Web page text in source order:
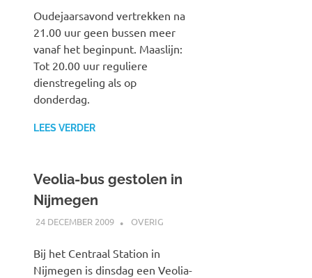
Oudejaarsavond vertrekken na
21.00 uur geen bussen meer
vanaf het beginpunt. Maaslijn:
Tot 20.00 uur reguliere
dienstregeling als op
donderdag.
LEES VERDER
Veolia-bus gestolen in
Nijmegen
24 DECEMBER 2009 JOHAN
OVERIG
Bij het Centraal Station in
Nijmegen is dinsdag een Veolia-